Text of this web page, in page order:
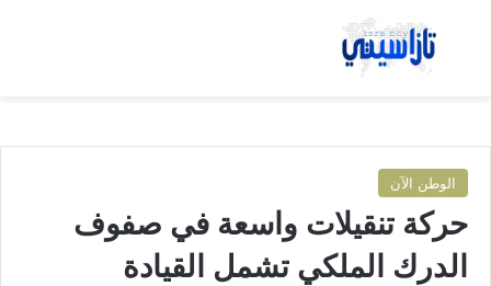
بحث عن
الوطن الآن
حركة تنقيلات واسعة في صفوف
الدرك الملكي تشمل القيادة